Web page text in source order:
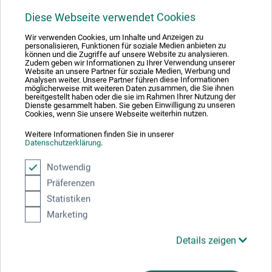
Diese Webseite verwendet Cookies
Wir verwenden Cookies, um Inhalte und Anzeigen zu
personalisieren, Funktionen für soziale Medien anbieten zu
können und die Zugriffe auf unsere Website zu analysieren.
Zudem geben wir Informationen zu Ihrer Verwendung unserer
Website an unsere Partner für soziale Medien, Werbung und
Analysen weiter. Unsere Partner führen diese Informationen
möglicherweise mit weiteren Daten zusammen, die Sie ihnen
bereitgestellt haben oder die sie im Rahmen Ihrer Nutzung der
Dienste gesammelt haben. Sie geben Einwilligung zu unseren
Cookies, wenn Sie unsere Webseite weiterhin nutzen.
Weitere Informationen finden Sie in unserer
Datenschutzerklärung.
Notwendig
Präferenzen
Statistiken
Marketing
Details zeigen
Hier finden Sie die Kontaktdaten des Herstellers zu
boesner GmbH holding + innovations
Gewerkenstr. 2
58456 Witten
DE
pm@boesner.com
Kunden kauften auch